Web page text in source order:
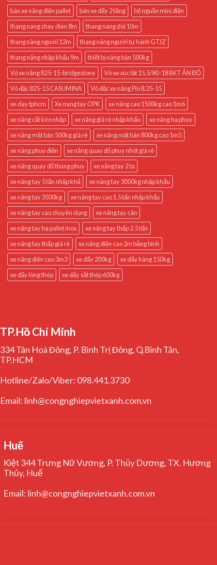
bán xe nâng điện pallet
bán xe đẩy 2 tầng
bộ nguồn mini điện
thang nang chay dien 8m
thang nang doi 10m
thang nâng người 12m
thang nâng người tự hành GTJZ
thang nâng nhập khẩu 9m
thiết bị nâng bàn 500kg
Vỏ xe nâng 825-15-bridgestone
Vỏ xe xúc lật 15.5/80-18 BKT ẤN ĐỘ
Vỏ đặc 825-15 CASUMINA
Vỏ đặc xe nâng Pio 8.25-15
xe day tphcm
Xe nang tay OPK
xe nâng cao 1500kg cao 1m6
xe nâng cắt kéo nhập
xe nâng giá rẻ nhập khẩu
xe nâng hạ phuy
xe nâng mặt bàn 500kg giá rẻ
xe nâng mặt bàn 800kg cao 1m5
xe nâng phuy điện
xe nâng quay đổ phuy nhót giá rẻ
xe nâng quay đổ thùng phuy
xe nâng tay 2 tạ
xe nâng tay 5 tấn nhập khẩ
xe nâng tay 3000kg nhập khẩu
xe nâng tay 3500kg
xe nâng tay cao 1.5 tấn nhập khẩu
xe nâng tay cao chuyên dụng
xe nâng tay cân
xe nâng tay hạ pallet inox
xe nâng tay thấp 2.5 tấn
xe nâng tay thấp giá rẻ
xe nâng điện cao 2m bằng bình
xe nâng điện cao 3m3
xe đẩy 200kg
xe đẩy hàng 150kg
xe đẩy lòng thép
xe đẩy sắt thép 600kg
TP.Hồ Chí Minh
334 Tân Hoà Đông, P. Bình Trị Đông, Q.Bình Tân,
TP.HCM
Hotline/Zalo/Viber: 098.441.3730
Email: linh@congnghiepvietxanh.com.vn
Huế
Kiệt 344 Trưng Nữ Vương, P. Thủy Dương, TX. Hương
Thủy, Huế
Email: linh@congnghiepvietxanh.com.vn